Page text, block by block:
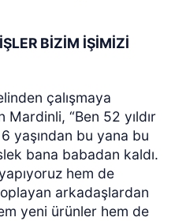
BİZİM İŞİMİZİ
çalışmaya
“Ben 52 yıldır
yaşından bu yana bu
bana babadan kaldı.
hem de
toplayan arkadaşlardan
yeni ürünler hem de